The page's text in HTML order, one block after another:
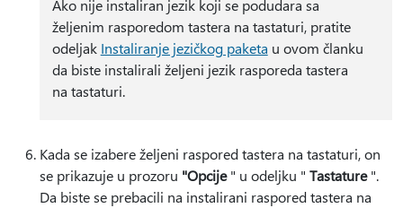
Ako nije instaliran jezik koji se podudara sa
željenim rasporedom tastera na tastaturi, pratite
odeljak Instaliranje jezičkog paketa u ovom članku
da biste instalirali željeni jezik rasporeda tastera
na tastaturi.
Kada se izabere željeni raspored tastera na tastaturi, on
se prikazuje u prozoru "Opcije" u odeljku " Tastature".
Da biste se prebacili na instalirani raspored tastera na